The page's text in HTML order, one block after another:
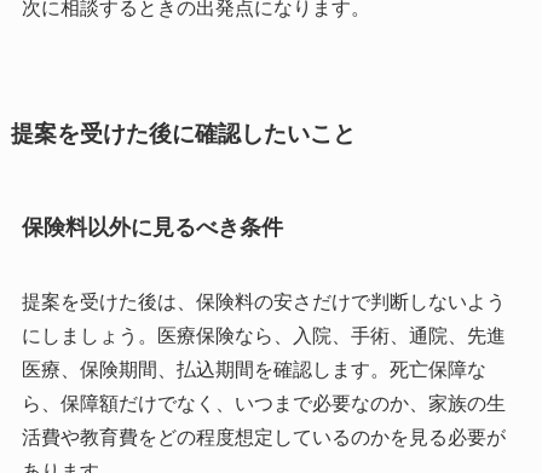
次に相談するときの出発点になります。
提案を受けた後に確認したいこと
保険料以外に見るべき条件
提案を受けた後は、保険料の安さだけで判断しないよう
にしましょう。医療保険なら、入院、手術、通院、先進
医療、保険期間、払込期間を確認します。死亡保障な
ら、保障額だけでなく、いつまで必要なのか、家族の生
活費や教育費をどの程度想定しているのかを見る必要が